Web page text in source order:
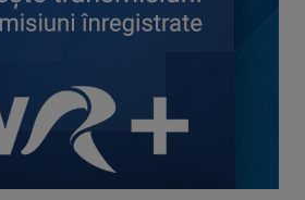
David Popovici și tricolorii luptă